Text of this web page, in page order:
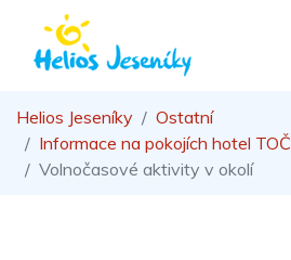
Helios Jeseníky
Ostatní
Informace na pokojích hotel TOČ
Volnočasové aktivity v okolí